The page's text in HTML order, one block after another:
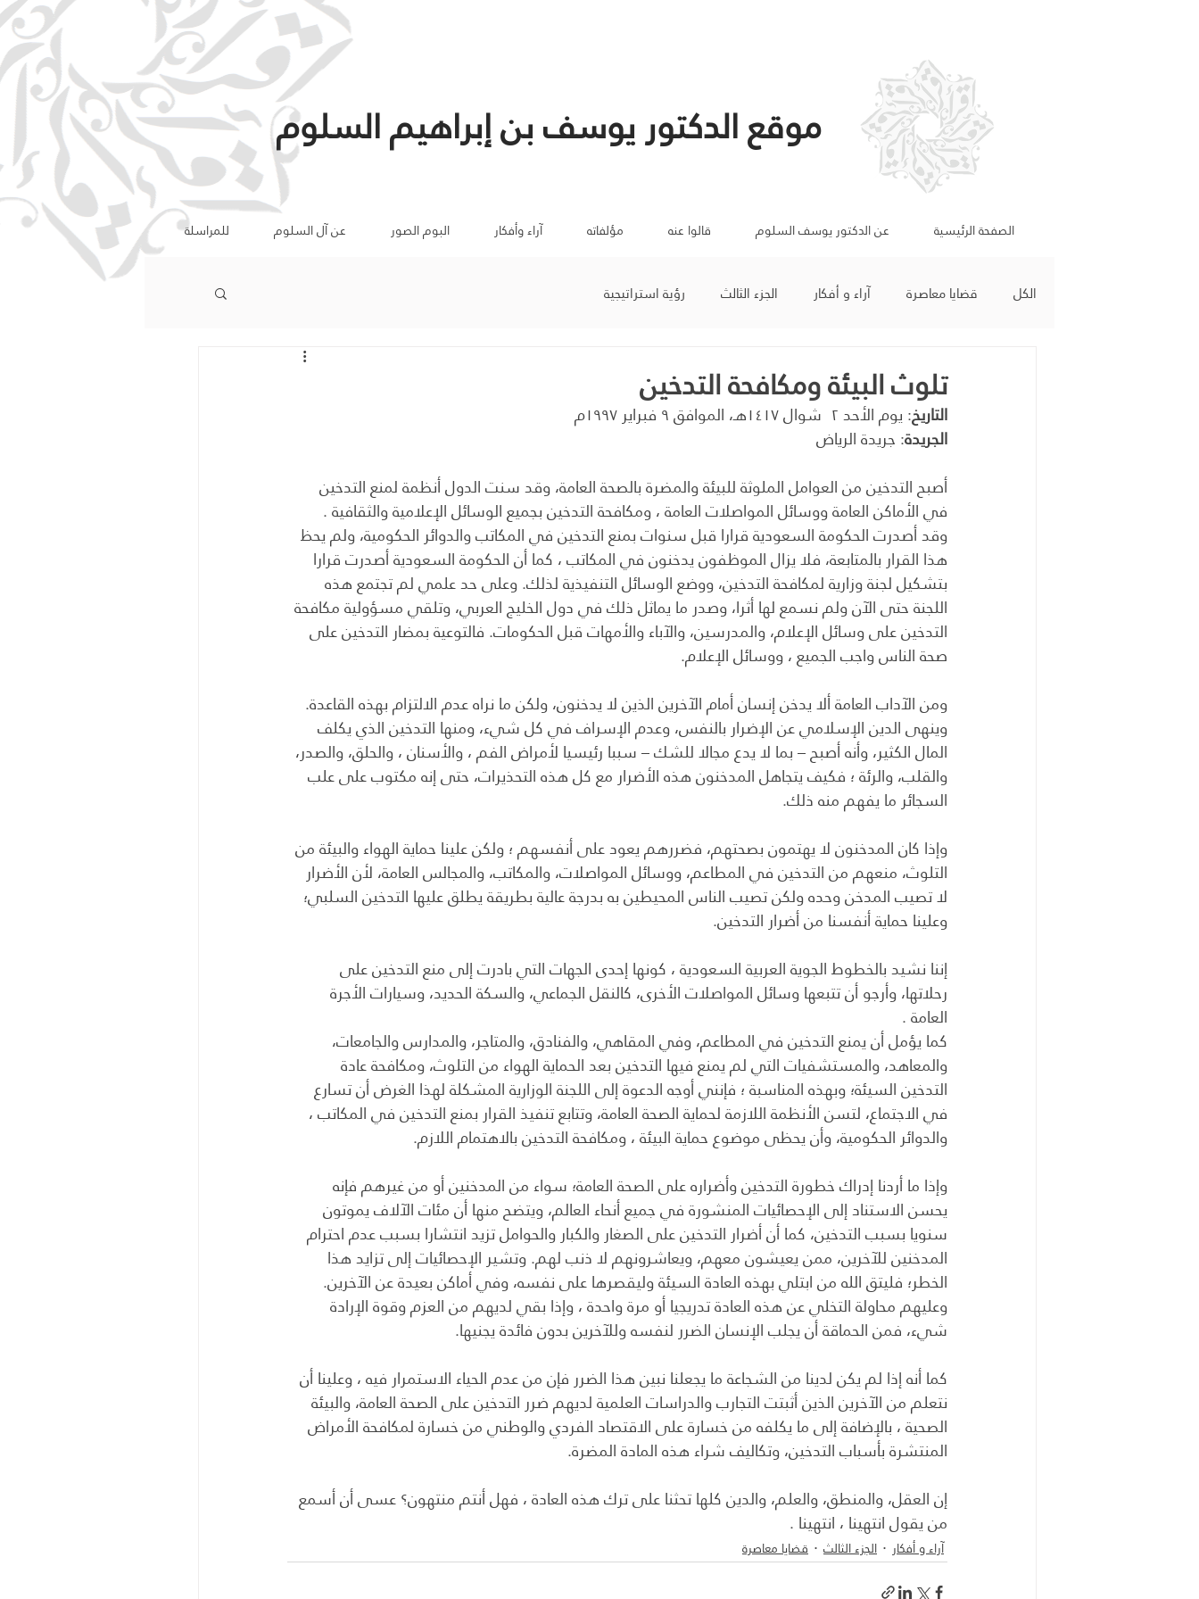
موقع الدكتور يوسف بن إبراهيم السلوم
الصفحة الرئيسية عن الدكتور يوسف السلوم قالوا عنه مؤلفاته آراء وأفكار البوم الصور عن آل السلوم للمراسلة
الكل قضايا معاصرة آراء و أفكار الجزء الثالث رؤية استراتيجية
تلوث البيئة ومكافحة التدخين
التاريخ: يوم الأحد ٢  شوال ١٤١٧هـ، الموافق ٩ فبراير ١٩٩٧م
الجريدة: جريدة الرياض
أصبح التدخين من العوامل الملوثة للبيئة والمضرة بالصحة العامة، وقد سنت الدول أنظمة لمنع التدخين
في الأماكن العامة ووسائل المواصلات العامة ، ومكافحة التدخين بجميع الوسائل الإعلامية والثقافية .
وقد أصدرت الحكومة السعودية قرارا قبل سنوات بمنع التدخين في المكاتب والدوائر الحكومية، ولم يحظ
هذا القرار بالمتابعة، فلا يزال الموظفون يدخنون في المكاتب ، كما أن الحكومة السعودية أصدرت قرارا
بتشكيل لجنة وزارية لمكافحة التدخين، ووضع الوسائل التنفيذية لذلك. وعلى حد علمي لم تجتمع هذه
اللجنة حتى الآن ولم نسمع لها أثرا، وصدر ما يماثل ذلك في دول الخليج العربي، وتلقي مسؤولية مكافحة
التدخين على وسائل الإعلام، والمدرسين، والآباء والأمهات قبل الحكومات. فالتوعية بمضار التدخين على
صحة الناس واجب الجميع ، ووسائل الإعلام.
ومن الآداب العامة ألا يدخن إنسان أمام الآخرين الذين لا يدخنون، ولكن ما نراه عدم الالتزام بهذه القاعدة.
وينهى الدين الإسلامي عن الإضرار بالنفس، وعدم الإسراف في كل شيء، ومنها التدخين الذي يكلف
المال الكثير، وأنه أصبح – بما لا يدع مجالا للشك – سببا رئيسيا لأمراض الفم ، والأسنان ، والحلق، والصدر،
والقلب، والرئة ؛ فكيف يتجاهل المدخنون هذه الأضرار مع كل هذه التحذيرات، حتى إنه مكتوب على علب
السجائر ما يفهم منه ذلك.
وإذا كان المدخنون لا يهتمون بصحتهم، فضررهم يعود على أنفسهم ؛ ولكن علينا حماية الهواء والبيئة من
التلوث، منعهم من التدخين في المطاعم، ووسائل المواصلات، والمكاتب، والمجالس العامة، لأن الأضرار
لا تصيب المدخن وحده ولكن تصيب الناس المحيطين به بدرجة عالية بطريقة يطلق عليها التدخين السلبي؛
وعلينا حماية أنفسنا من أضرار التدخين.
إننا نشيد بالخطوط الجوية العربية السعودية ، كونها إحدى الجهات التي بادرت إلى منع التدخين على
رحلاتها، وأرجو أن تتبعها وسائل المواصلات الأخرى، كالنقل الجماعي، والسكة الحديد، وسيارات الأجرة
العامة .
كما يؤمل أن يمنع التدخين في المطاعم، وفي المقاهي، والفنادق، والمتاجر، والمدارس والجامعات،
والمعاهد، والمستشفيات التي لم يمنع فيها التدخين بعد الحماية الهواء من التلوث، ومكافحة عادة
التدخين السيئة؛ وبهذه المناسبة ؛ فإنني أوجه الدعوة إلى اللجنة الوزارية المشكلة لهذا الغرض أن تسارع
في الاجتماع، لتسن الأنظمة اللازمة لحماية الصحة العامة، وتتابع تنفيذ القرار بمنع التدخين في المكاتب ،
والدوائر الحكومية، وأن يحظى موضوع حماية البيئة ، ومكافحة التدخين بالاهتمام اللازم.
وإذا ما أردنا إدراك خطورة التدخين وأضراره على الصحة العامة؛ سواء من المدخنين أو من غيرهم فإنه
يحسن الاستناد إلى الإحصائيات المنشورة في جميع أنحاء العالم، ويتضح منها أن مئات الآلاف يموتون
سنويا بسبب التدخين، كما أن أضرار التدخين على الصغار والكبار والحوامل تزيد انتشارا بسبب عدم احترام
المدخنين للآخرين، ممن يعيشون معهم، ويعاشرونهم لا ذنب لهم. وتشير الإحصائيات إلى تزايد هذا
الخطر؛ فليتق الله من ابتلي بهذه العادة السيئة وليقصرها على نفسه، وفي أماكن بعيدة عن الآخرين.
وعليهم محاولة التخلي عن هذه العادة تدريجيا أو مرة واحدة ، وإذا بقي لديهم من العزم وقوة الإرادة
شيء، فمن الحماقة أن يجلب الإنسان الضرر لنفسه وللآخرين بدون فائدة يجنيها.
كما أنه إذا لم يكن لدينا من الشجاعة ما يجعلنا نبين هذا الضرر فإن من عدم الحياء الاستمرار فيه ، وعلينا أن
نتعلم من الآخرين الذين أثبتت التجارب والدراسات العلمية لديهم ضرر التدخين على الصحة العامة، والبيئة
الصحية ، بالإضافة إلى ما يكلفه من خسارة على الاقتصاد الفردي والوطني من خسارة لمكافحة الأمراض
المنتشرة بأسباب التدخين، وتكاليف شراء هذه المادة المضرة.
إن العقل، والمنطق، والعلم، والدين كلها تحثنا على ترك هذه العادة ، فهل أنتم منتهون؟ عسى أن أسمع
من يقول انتهينا ، انتهينا .
آراء و أفكار الجزء الثالث قضايا معاصرة